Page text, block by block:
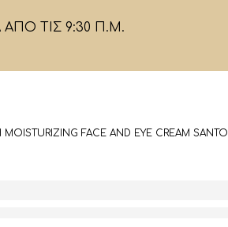
ΑΠΟ ΤΙΣ 9:30 Π.Μ.
MOISTURIZING FACE AND EYE CREAM